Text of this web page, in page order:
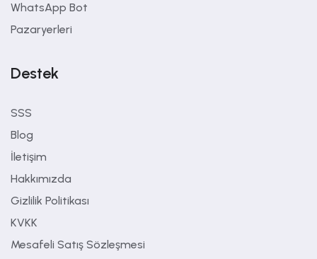
WhatsApp Bot
Pazaryerleri
Destek
SSS
Blog
İletişim
Hakkımızda
Gizlilik Politikası
KVKK
Mesafeli Satış Sözleşmesi